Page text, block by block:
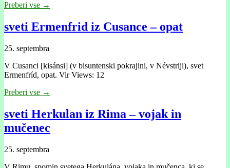
Preberi vse →
sveti Ermenfrid iz Cusance – opat
25. septembra
V Cusanci [kisánsi] (v bisuntenski pokrajini, v Névstriji), svet
Ermenfríd, opat. Vir Views: 12
Preberi vse →
sveti Herkulan iz Rima – vojak in
mučenec
25. septembra